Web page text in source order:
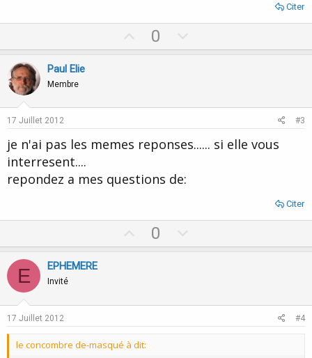
Citer
p
t
0
o
v
e
Paul Elie
Membre
17 Juillet 2012 #3
je n'ai pas les memes reponses...... si elle vous
interresent....
repondez a mes questions de:
Citer
p
0
o
E EPHEMERE
Invité
17 Juillet 2012 #4
le concombre de-masqué à dit: